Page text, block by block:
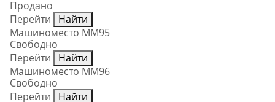
Продано
Перейти
Найти
Машиноместо ММ95
Свободно
Перейти
Найти
Машиноместо ММ96
Свободно
Перейти
Найти